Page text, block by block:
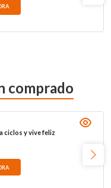
comprado
ciclos y vive feliz